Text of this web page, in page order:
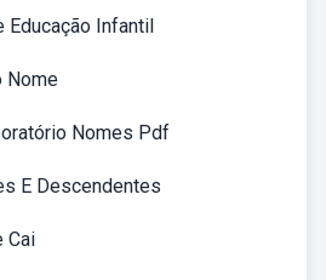
Educação Infantil
Nome
Nomes Pdf
E Descendentes
Cai